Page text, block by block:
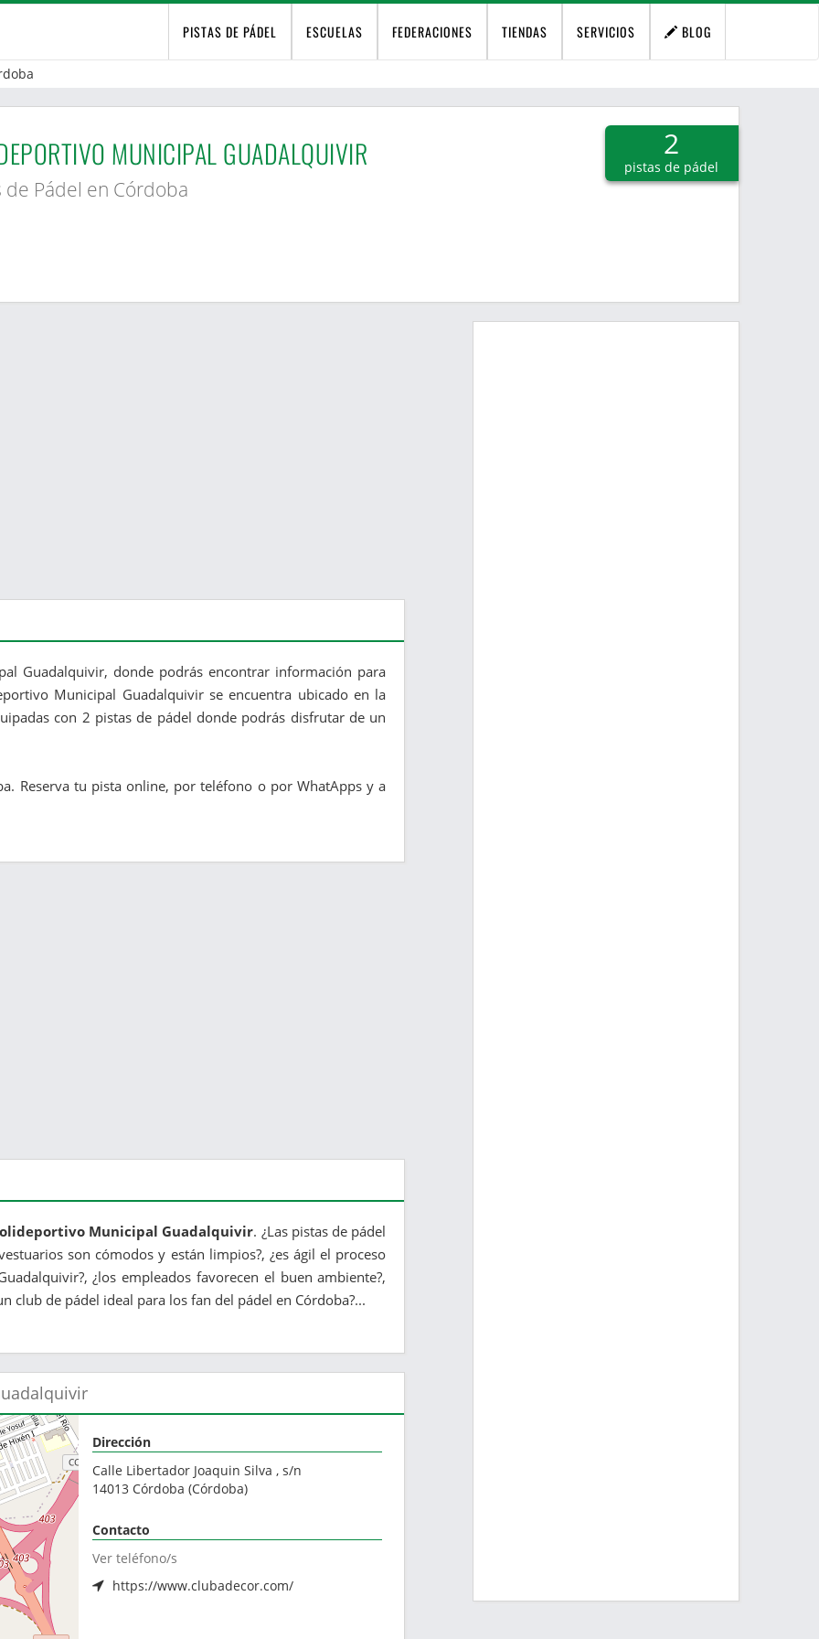
PISTAS DE PÁDEL ESCUELAS FEDERACIONES TIENDAS SERVICIOS BLOG
MUNICIPAL GUADALQUIVIR
de Pádel en Córdoba
2
pistas de pádel
Guadalquivir, donde podrás encontrar información para
Municipal Guadalquivir se encuentra ubicado en la
con 2 pistas de pádel donde podrás disfrutar de un
Reserva tu pista online, por teléfono o por WhatApps y a
Municipal Guadalquivir. ¿Las pistas de pádel
son cómodos y están limpios?, ¿es ágil el proceso
¿los empleados favorecen el buen ambiente?,
club de pádel ideal para los fan del pádel en Córdoba?...
Dirección
Calle Libertador Joaquin Silva , s/n
14013 Córdoba (Córdoba)
Contacto
Ver teléfono/s
https://www.clubadecor.com/